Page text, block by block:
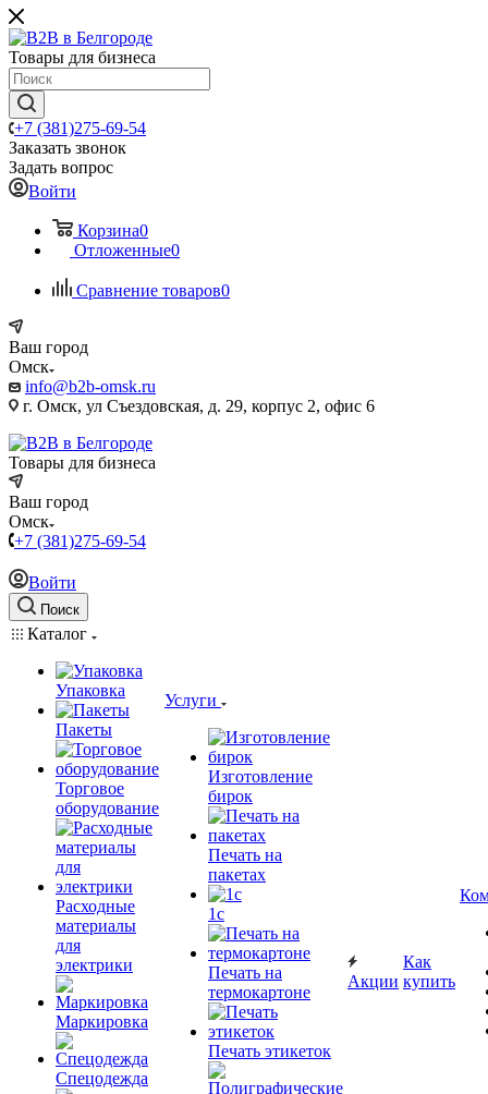
Товары для бизнеса
+7 (381)275-69-54
Заказать звонок
Задать вопрос
Войти
Корзина0
Отложенные0
Сравнение товаров0
Ваш город
Омск
info@b2b-omsk.ru
г. Омск, ул Съездовская, д. 29, корпус 2, офис 6
Товары для бизнеса
Ваш город
Омск
+7 (381)275-69-54
Войти
Поиск
Каталог
Упаковка
Пакеты
Торговое
оборудование
Расходные
материалы
для
электрики
Маркировка
Спецодежда
Услуги
Изготовление
бирок
Печать на
пакетах
1c
Печать на
термокартоне
Печать этикеток
Акции
Как
купить